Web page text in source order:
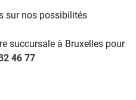
sur nos possibilités
succursale à Bruxelles pour
46 77